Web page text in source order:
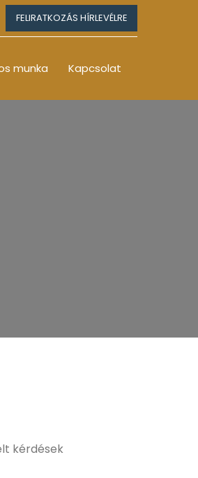
FELIRATKOZÁS HÍRLEVÉLRE
munka Kapcsolat
kérdések